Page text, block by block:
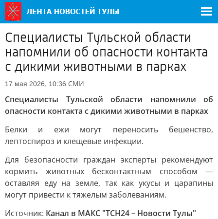
Специалисты Тульской области
напомнили об опасности контакта
с дикими животными в парках
17 мая 2026, 10:36 СМИ
Специалисты Тульской области напомнили об
опасности контакта с дикими животными в парках
Белки и ежи могут переносить бешенство,
лептоспироз и клещевые инфекции.
Для безопасности граждан эксперты рекомендуют
кормить животных бесконтактным способом —
оставляя еду на земле, так как укусы и царапины
могут привести к тяжелым заболеваниям.
Источник: Канал в МАКС "ТСН24 – Новости Тулы"